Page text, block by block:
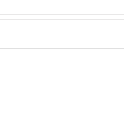
Know“